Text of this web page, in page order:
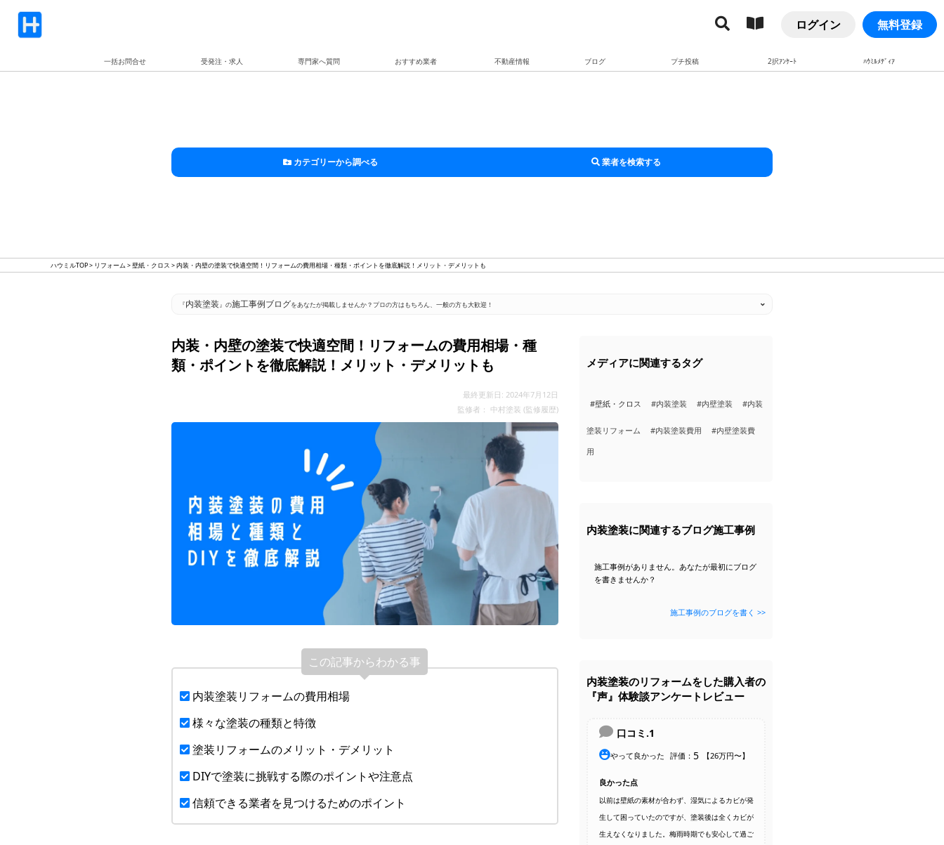
ログイン 無料登録
一括お問合せ 受発注・求人 専門家へ質問 おすすめ業者 不動産情報 ブログ プチ投稿 2択ｱﾝｹｰﾄ ﾊｳﾐﾙﾒﾃﾞｨｱ
カテゴリーから調べる 業者を検索する
ハウミルTOP> リフォーム >壁紙・クロス >内装・内壁の塗装で快適空間！リフォームの費用相場・種類・ポイントを徹底解説！メリット・デメリットも
『内装塗装』の施工事例ブログをあなたが掲載しませんか？プロの方はもちろん、一般の方も大歓迎！
内装・内壁の塗装で快適空間！リフォームの費用相場・種
類・ポイントを徹底解説！メリット・デメリットも
最終更新日: 2024年7月12日
監修者： 中村塗装 (監修履歴)
この記事からわかる事
内装塗装リフォームの費用相場
様々な塗装の種類と特徴
塗装リフォームのメリット・デメリット
DIYで塗装に挑戦する際のポイントや注意点
信頼できる業者を見つけるためのポイント
メディアに関連するタグ
#壁紙・クロス #内装塗装 #内壁塗装 #内装
塗装リフォーム #内装塗装費用
#内壁塗装費
用
内装塗装に関連するブログ施工事例
施工事例がありません。あなたが最初にブログ
を書きませんか？
施工事例のブログを書く >>
内装塗装のリフォームをした購入者の
『声』体験談アンケートレビュー
口コミ.1
やって良かった 評価： 5 【26万円〜】
良かった点
以前は壁紙の素材が合わず、湿気によるカビが発
生して困っていたのですが、塗装後は全くカビが
生えなくなりました。梅雨時期でも安心して過ご